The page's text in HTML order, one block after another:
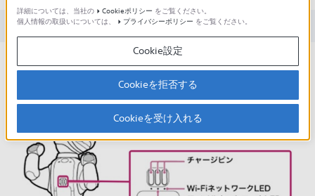
対象製品カテゴリー・製品
い。
詳細については、当社の
Cookieポリシー をご覧ください。
個人情報の取扱いについては、
プライバシーポリシー をご覧ください。
Cookie設定
Cookieを拒否する
Cookieを受け入れる